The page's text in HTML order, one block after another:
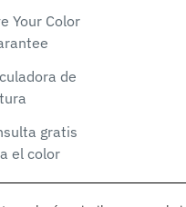
Your Color
de
gratis
el color